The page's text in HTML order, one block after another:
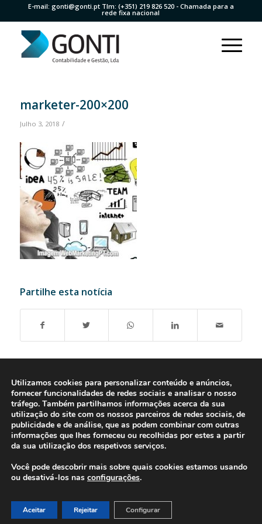
E-mail: gonti@gonti.ptTlm: (+351) 219 826 520- Chamada para a
rede fixa nacional
marketer-200×200
Julho 3, 2018 /
Partilhe esta notícia
Livro de Reclamações
Utilizamos cookies para personalizar conteúdo e anúncios,
fornecer funcionalidades de redes sociais e analisar o nosso
tráfego. Também partilhamos informações acerca da sua
utilização do site com os nossos parceiros de redes sociais, de
publicidade e de análise, que as podem combinar com outras
informações que lhes forneceu ou recolhidas por estes a partir
da sua utilização dos respetivos serviços.
Você pode descobrir mais sobre quais cookies estamos usando
ou desativá-los nas configurações.
Aceitar Rejeitar Configurar